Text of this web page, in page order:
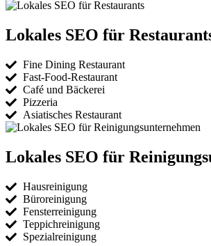
Lokales SEO für
Fine Dining Restaurant
Fast-Food-Restaurant
Café und Bäckerei
Pizzeria
Asiatisches Restaurant
Lokales SEO für
Hausreinigung
Büroreinigung
Fensterreinigung
Teppichreinigung
Spezialreinigung